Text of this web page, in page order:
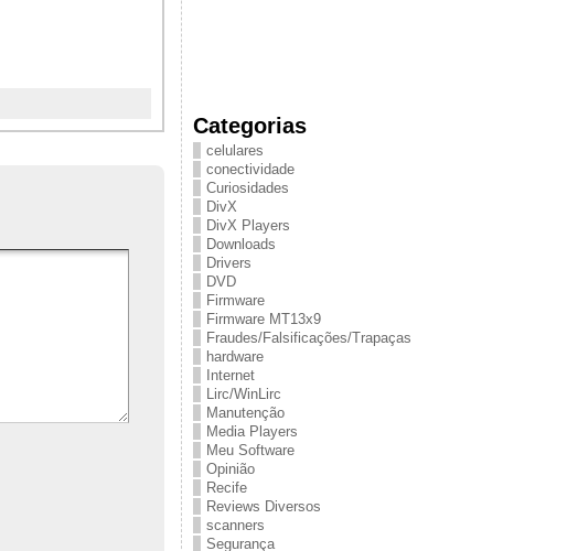
Categorias
celulares
conectividade
Curiosidades
DivX
DivX Players
Downloads
Drivers
DVD
Firmware
Firmware MT13x9
Fraudes/Falsificações/Trapaças
hardware
Internet
Lirc/WinLirc
Manutenção
Media Players
Meu Software
Opinião
Recife
Reviews Diversos
scanners
Segurança